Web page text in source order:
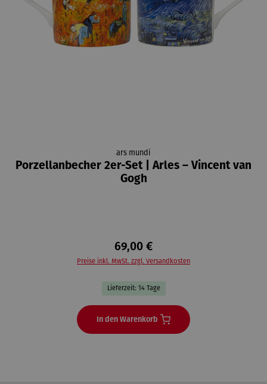
ars mundi
Porzellanbecher 2er-Set | Arles – Vincent van
Gogh
69,00 €
Preise inkl. MwSt. zzgl. Versandkosten
Lieferzeit: 14 Tage
In den Warenkorb